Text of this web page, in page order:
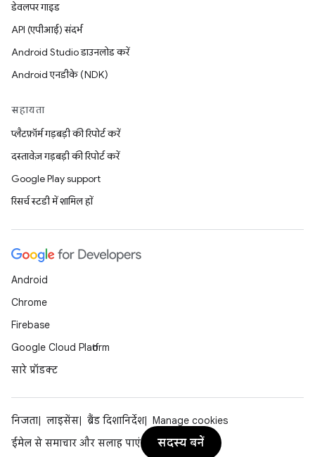
डेवलपर गाइड
API (एपीआई) संदर्भ
Android Studio डाउनलोड करें
Android एनडीके (NDK)
सहायता
प्लैटफ़ॉर्म गड़बड़ी की रिपोर्ट करें
दस्तावेज़ गड़बड़ी की रिपोर्ट करें
Google Play support
रिसर्च स्टडी में शामिल हों
Android
Chrome
Firebase
Google Cloud Platform
सारे प्रॉडक्ट
निजता लाइसेंस ब्रैंड दिशानिर्देश
Manage cookies
ईमेल से समाचार और सलाह पाएं
सदस्य बनें